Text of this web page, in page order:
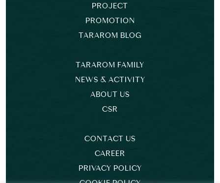
PROJECT
PROMOTION
TARAROM BLOG
TARAROM FAMILY
NEWS & ACTIVITY
ABOUT US
CSR
CONTACT US
CAREER
PRIVACY POLICY